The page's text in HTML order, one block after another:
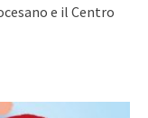
e il Centro